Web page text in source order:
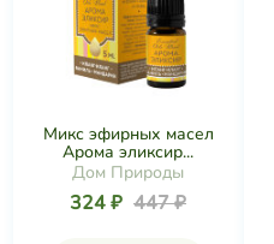
Микс эфирных масел
Арома эликсир...
Дом Природы
324 ₽ 447 ₽